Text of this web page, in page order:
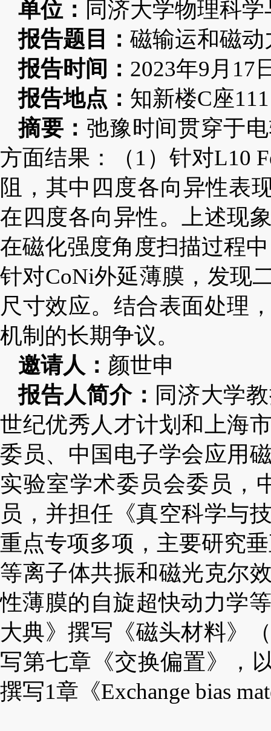
单位： 同济大学物理科
报告题目： 磁输运和磁
报告时间： 2023年9月 17
报告地点： 知新楼C座
摘要： 弛豫时间贯穿于
方面结果：（1）针对L10
阻，其中四度各向异性表
在四度各向异性。上述现
在磁化强度角度扫描过程
针对CoNi外延薄膜，发现
尺寸效应。结合表面处理
机制的长期争议。
邀请人： 颜世申
报告人简介： 同济大学
世纪优秀人才计划和上海
委员、中国电子学会应用
实验室学术委员会委员，
员，并担任《真空科学与
重点专项多项，主要研究
等离子体共振和磁光克尔
性薄膜的自旋超快动力学
大典》撰写《磁头材料》
写第七章《交换偏置》，
撰写1章《Exchange bias